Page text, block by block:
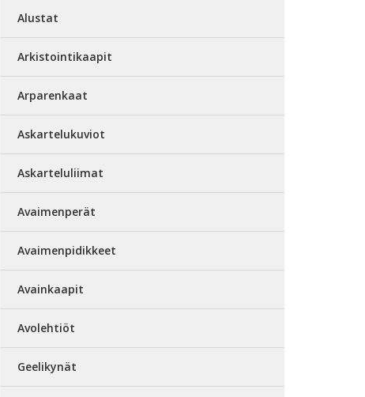
Alustat
Arkistointikaapit
Arparenkaat
Askartelukuviot
Askarteluliimat
Avaimenperät
Avaimenpidikkeet
Avainkaapit
Avolehtiöt
Geelikynät